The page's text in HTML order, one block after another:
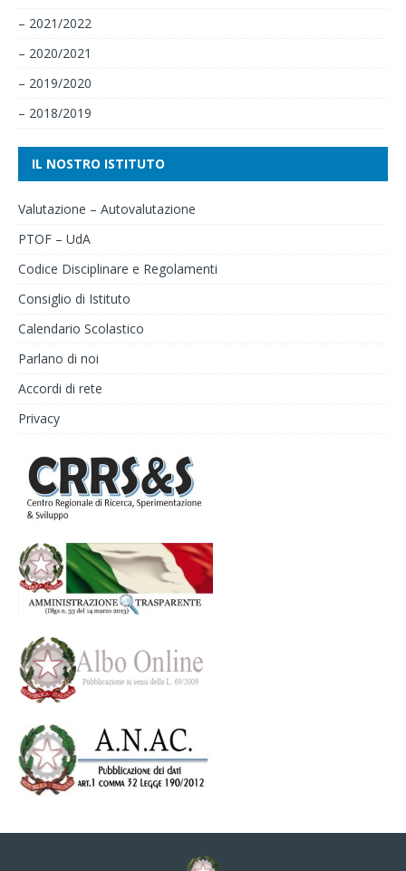
– 2021/2022
– 2020/2021
– 2019/2020
– 2018/2019
IL NOSTRO ISTITUTO
Valutazione – Autovalutazione
PTOF – UdA
Codice Disciplinare e Regolamenti
Consiglio di Istituto
Calendario Scolastico
Parlano di noi
Accordi di rete
Privacy